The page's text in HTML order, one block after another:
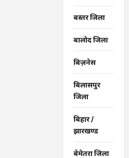
बस्तर जिला
बालोद जिला
बिज़नेस
बिलासपुर
जिला
बिहार /
झारखण्ड
बेमेतरा जिला